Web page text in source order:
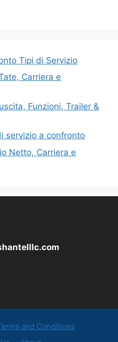
Tipi di Servizio
Carriera e
Funzioni, Trailer &
servizio a confronto
Netto, Carriera e
and Conditions